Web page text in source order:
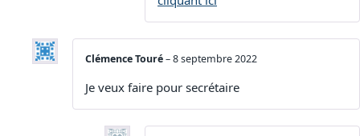
Clémence Touré–8 septembre 2022
Je veux faire pour secrétaire